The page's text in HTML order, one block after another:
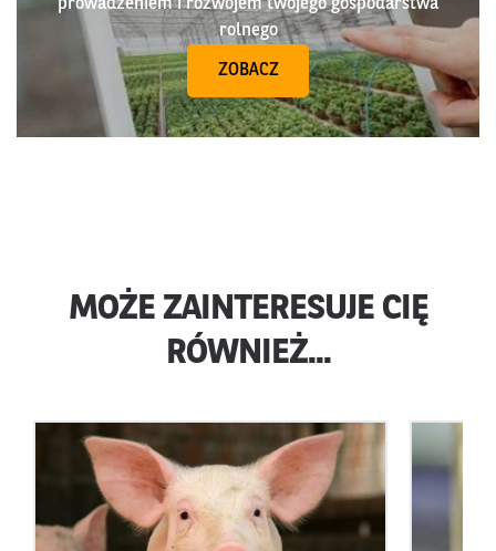
prowadzeniem i rozwojem twojego gospodarstwa
rolnego
ZOBACZ
MOŻE ZAINTERESUJE CIĘ
RÓWNIEŻ...